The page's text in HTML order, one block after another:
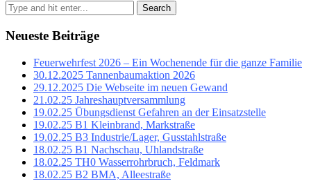
Search
Neueste Beiträge
Feuerwehrfest 2026 – Ein Wochenende für die ganze Familie
30.12.2025 Tannenbaumaktion 2026
29.12.2025 Die Webseite im neuen Gewand
21.02.25 Jahreshauptversammlung
19.02.25 Übungsdienst Gefahren an der Einsatzstelle
19.02.25 B1 Kleinbrand, Markstraße
19.02.25 B3 Industrie/Lager, Gusstahlstraße
18.02.25 B1 Nachschau, Uhlandstraße
18.02.25 TH0 Wasserrohrbruch, Feldmark
18.02.25 B2 BMA, Alleestraße